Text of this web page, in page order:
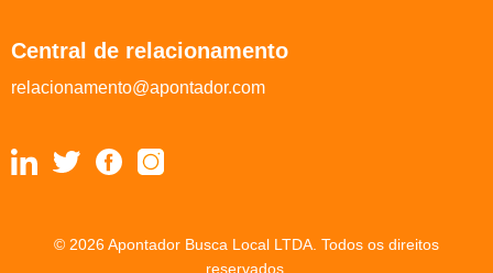
Central de relacionamento
relacionamento@apontador.com
© 2026 Apontador Busca Local LTDA. Todos os direitos
reservados.